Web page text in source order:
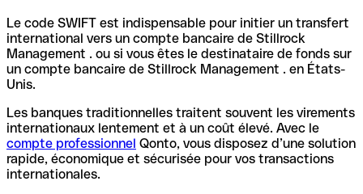
Le code SWIFT est indispensable pour initier un transfert
international vers un compte bancaire de Stillrock
Management . ou si vous êtes le destinataire de fonds sur
un compte bancaire de Stillrock Management . en États-
Unis.
Les banques traditionnelles traitent souvent les virements
internationaux lentement et à un coût élevé. Avec le
compte professionnel Qonto, vous disposez d’une solution
rapide, économique et sécurisée pour vos transactions
internationales.